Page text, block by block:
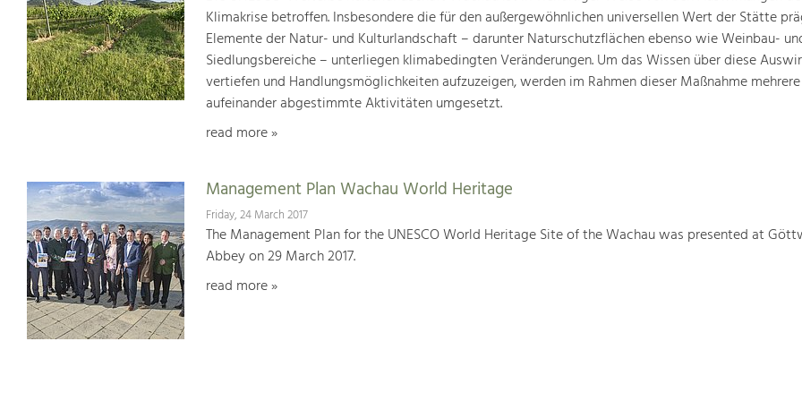
Klimakrise betroffen. Insbesondere die für den außergewöhnlichen universellen Wert der Stätte
Elemente der Natur- und Kulturlandschaft – darunter Naturschutzflächen ebenso wie Weinbau-
Siedlungsbereiche – unterliegen klimabedingten Veränderungen. Um das Wissen über diese
vertiefen und Handlungsmöglichkeiten aufzuzeigen, werden im Rahmen dieser Maßnahme mehrere
aufeinander abgestimmte Aktivitäten umgesetzt.
read more »
Management Plan Wachau World Heritage
Friday, 24 March 2017
The Management Plan for the UNESCO World Heritage Site of the Wachau was presented at
Abbey on 29 March 2017.
read more »